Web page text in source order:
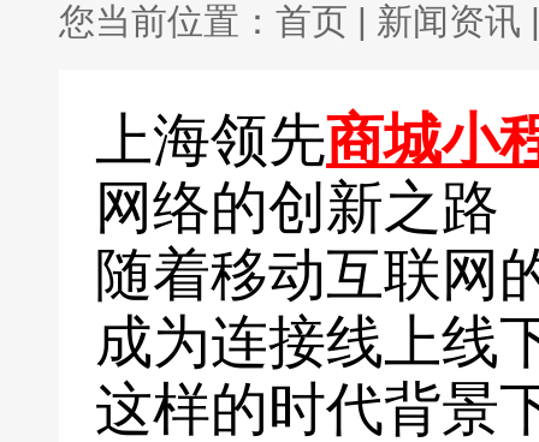
您当前位置： 首页 | 新闻资讯 |
上海领先商城小
网络的创新之路
随着移动互联网
成为连接线上线
这样的时代背景